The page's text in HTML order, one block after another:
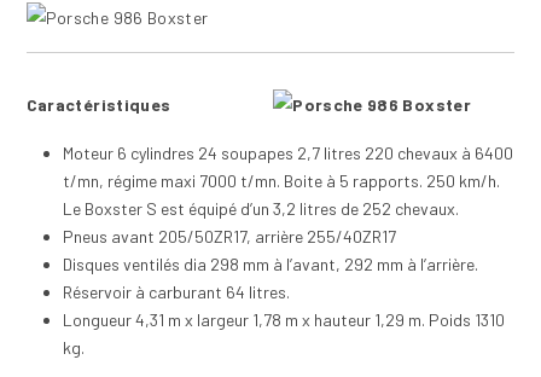
Caractéristiques
Moteur 6 cylindres 24 soupapes 2,7 litres 220 chevaux à 6400
t/mn, régime maxi 7000 t/mn. Boite à 5 rapports. 250 km/h.
Le Boxster S est équipé d’un 3,2 litres de 252 chevaux.
Pneus avant 205/50ZR17, arrière 255/40ZR17
Disques ventilés dia 298 mm à l’avant, 292 mm à l’arrière.
Réservoir à carburant 64 litres.
Longueur 4,31 m x largeur 1,78 m x hauteur 1,29 m. Poids 1310
kg.